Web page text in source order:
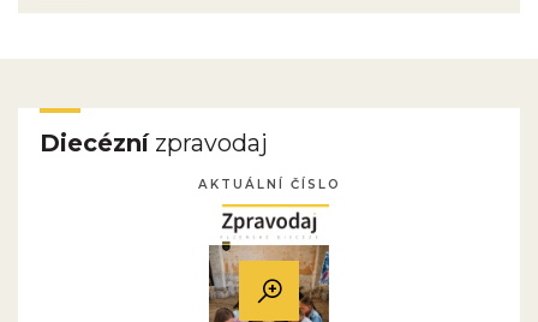
Diecéznízpravodaj
AKTUÁLNÍ ČÍSLO